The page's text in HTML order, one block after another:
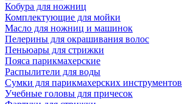
Кобура для ножниц
Комплектующие для мойки
Масло для ножниц и машинок
Пелерины для окрашивания волос
Пеньюары для стрижки
Пояса парикмахерские
Распылители для воды
Сумки для парикмахерских инструментов
Учебные головы для причесок